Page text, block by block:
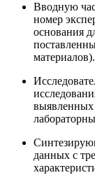
Вводную
номер
основания
материалов).
выявленных
данных с